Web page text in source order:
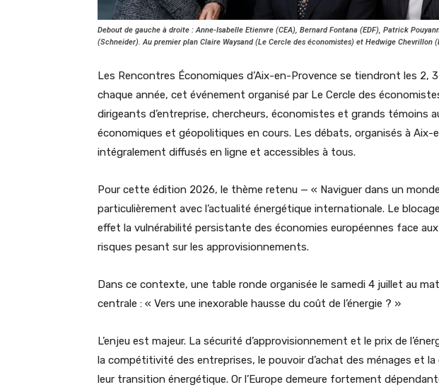
Debout de gauche à droite : Anne-Isabelle Etienvre (CEA), Bernard Fontana (EDF), Patrick
(Schneider). Au premier plan Claire Waysand (Le Cercle des économistes) et Hedwige Chevrillon
Les Rencontres Économiques d’Aix-en-Provence se tiendront les 2,
chaque année, cet événement organisé par Le Cercle des
dirigeants d’entreprise, chercheurs, économistes et grands témoins
économiques et géopolitiques en cours. Les débats, organisés à Aix-
intégralement diffusés en ligne et accessibles à tous.
Pour cette édition 2026, le thème retenu — « Naviguer dans un
particulièrement avec l’actualité énergétique internationale. Le
effet la vulnérabilité persistante des économies européennes face
risques pesant sur les approvisionnements.
Dans ce contexte, une table ronde organisée le samedi 4 juillet au
centrale : « Vers une inexorable hausse du coût de l’énergie ? »
L’enjeu est majeur. La sécurité d’approvisionnement et le prix de
la compétitivité des entreprises, le pouvoir d’achat des ménages et
leur transition énergétique. Or l’Europe demeure fortement